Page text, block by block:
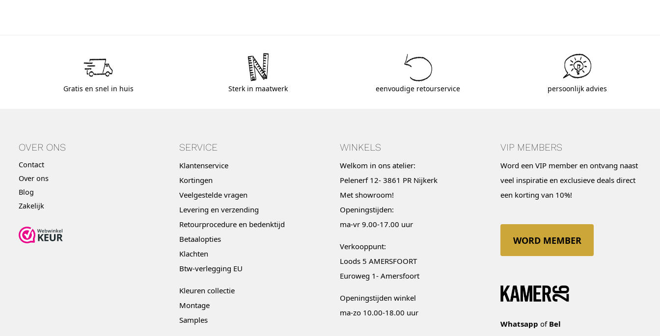
Gratis en snel in huis Sterk in maatwerk eenvoudige retourservice persoonlijk advies
OVER ONS
Contact
Over ons
Blog
Zakelijk
SERVICE
Klantenservice
Kortingen
Veelgestelde vragen
Levering en verzending
Retourprocedure en bedenktijd
Betaalopties
Klachten
Btw-verlegging EU
Kleuren collectie
Montage
Samples
WINKELS
Welkom in ons atelier:
Pelenerf 12- 3861 PR Nijkerk
Met showroom!
Openingstijden:
ma-vr 9.00-17.00 uur
Verkooppunt:
Loods 5 AMERSFOORT
Euroweg 1- Amersfoort
Openingstijden winkel
ma-zo 10.00-18.00 uur
VIP MEMBERS
Word een VIP member en ontvang naast
veel inspiratie en exclusieve deals direct
een korting van 10%!
WORD MEMBER
Whatsapp of Bel